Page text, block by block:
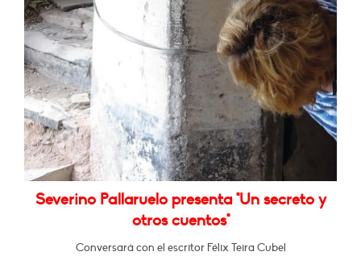
Severino Pallaruelo presenta "Un secreto y
otros cuentos"
Conversará con el escritor Félix Teira Cubel